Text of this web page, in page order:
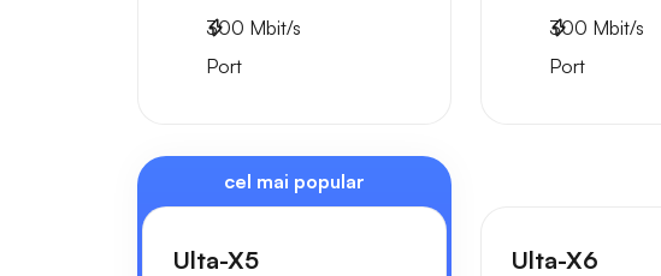
300 Mbit/s
Port
300 Mbit/s
Port
cel mai popular
Ulta-X5 Ulta-X6